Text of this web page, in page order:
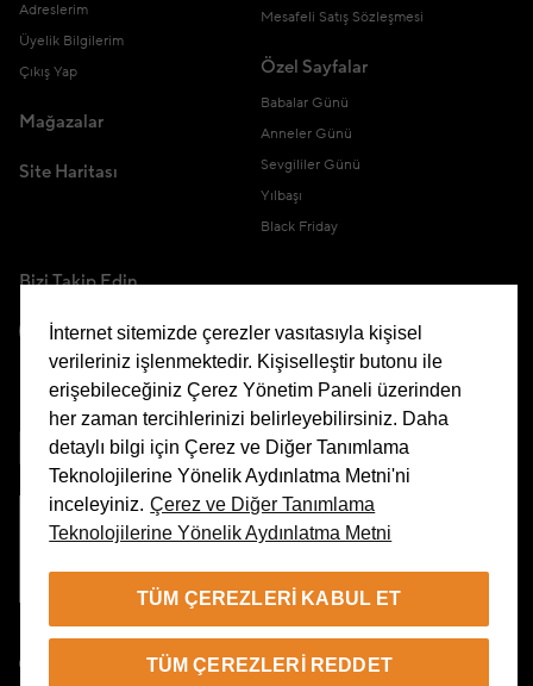
Adreslerim
Üyelik Bilgilerim
Çıkış Yap
Mağazalar
Site Haritası
Mesafeli Satış Sözleşmesi
Özel Sayfalar
Babalar Günü
Anneler Günü
Sevgililer Günü
Yılbaşı
Black Friday
Bizi Takip Edin
Uygulamamızı İndirin
İnternet sitemizde çerezler vasıtasıyla kişisel
verileriniz işlenmektedir. Kişiselleştir butonu ile
erişebileceğiniz Çerez Yönetim Paneli üzerinden
her zaman tercihlerinizi belirleyebilirsiniz. Daha
detaylı bilgi için Çerez ve Diğer Tanımlama
Teknolojilerine Yönelik Aydınlatma Metni'ni
inceleyiniz. Çerez ve Diğer Tanımlama
Teknolojilerine Yönelik Aydınlatma Metni
TÜM ÇEREZLERI KABUL ET
TÜM ÇEREZLERI REDDET